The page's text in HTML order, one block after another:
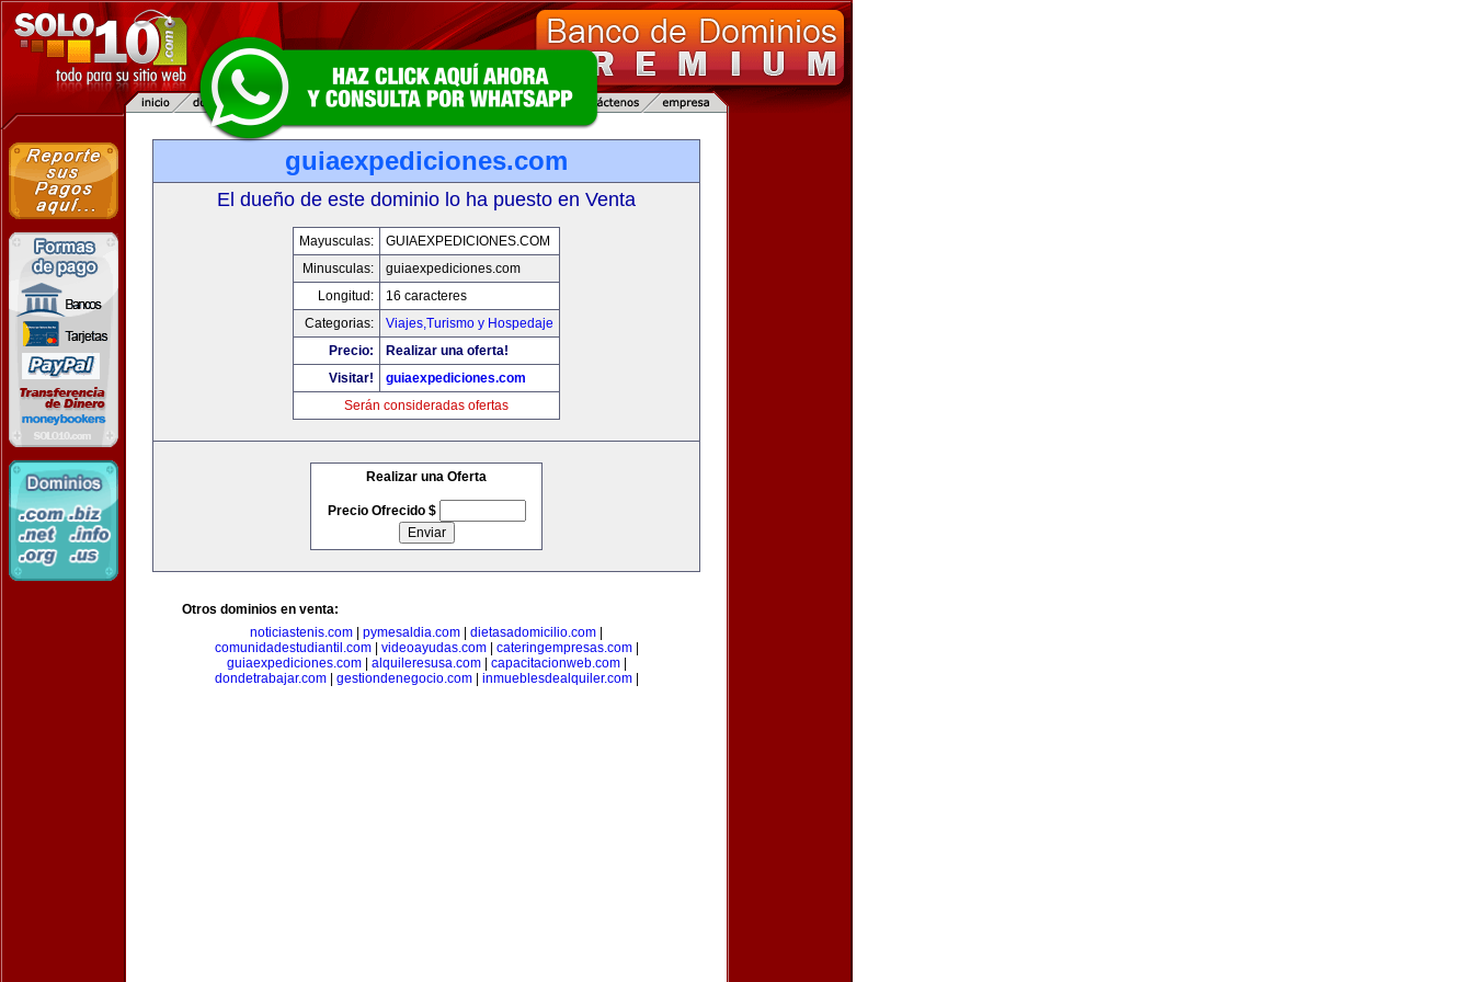
guiaexpediciones.com
El dueño de este dominio lo ha puesto en Venta
Mayusculas:
GUIAEXPEDICIONES.COM
Minusculas:
guiaexpediciones.com
Longitud:
16 caracteres
Categorias:
Viajes,Turismo y Hospedaje
Precio:
Realizar una oferta!
Visitar!
guiaexpediciones.com
Serán consideradas ofertas
Realizar una Oferta
Precio Ofrecido $
Otros dominios en venta:
noticiastenis.com
pymesaldia.com dietasadomicilio.com
comunidadestudiantil.com| videoayudas.com| cateringempresas.com|
guiaexpediciones.com| alquileresusa.com| capacitacionweb.com|
dondetrabajar.com| gestiondenegocio.com| inmueblesdealquiler.com|